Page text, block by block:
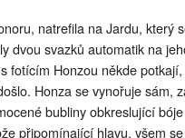
natrefila na Jardu, který
dvou svazků automatik na
fotícím Honzou někde
Honza se vynořuje sám,
bubliny obkreslující
připomínající hlavu, všem